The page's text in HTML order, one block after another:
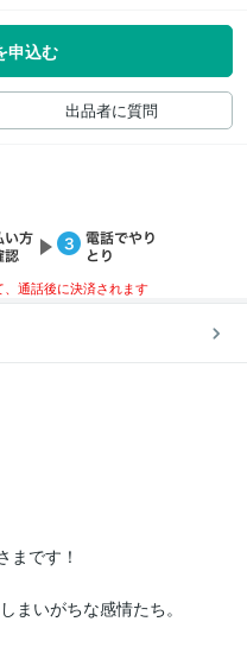
申込む
出品者に質問
通話後に決済されます
まです！
まいがちな感情たち。